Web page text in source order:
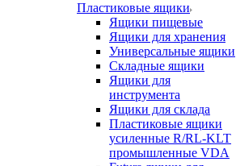
Пластиковые ящики
Ящики пищевые
Ящики для хранения
Универсальные ящики
Складные ящики
Ящики для
инструмента
Ящики для склада
Пластиковые ящики
усиленные R/RL-KLT
промышленные VDA